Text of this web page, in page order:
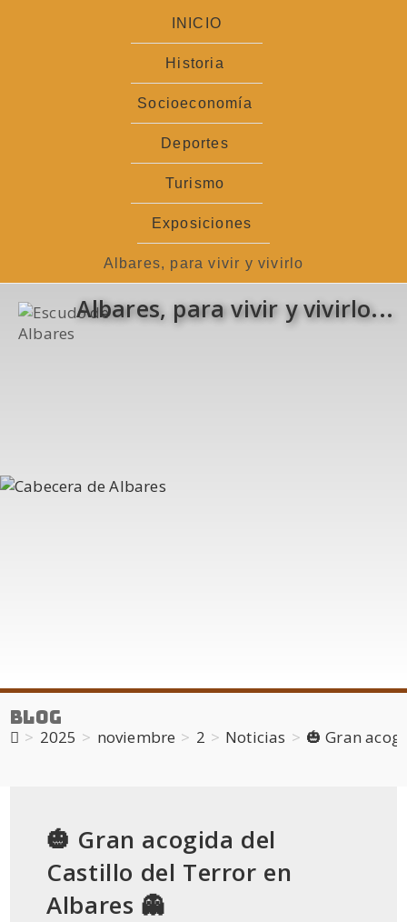
INICIO
Historia
Socioeconomía
Deportes
Turismo
Exposiciones
Albares, para vivir y vivirlo
Albares, para vivir y vivirlo...
Blog
> 2025 > noviembre > 2 > Noticias > 🎃 Gran
🎃 Gran acogida del
Castillo del Terror en
Albares 👻